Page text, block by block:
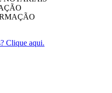
Clique aqui.